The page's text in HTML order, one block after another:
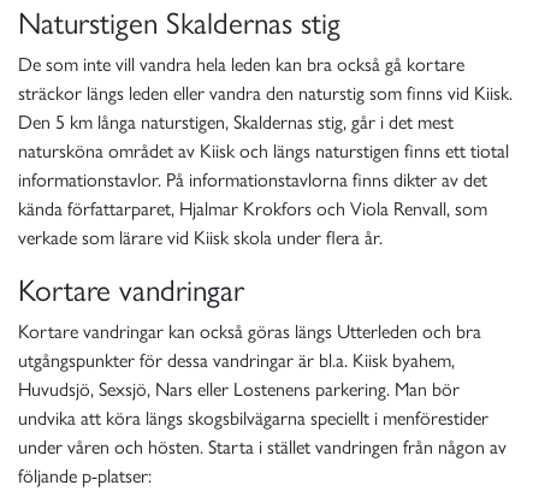
Naturstigen Skaldernas stig
De som inte vill vandra hela leden kan bra också gå kortare
sträckor längs leden eller vandra den naturstig som finns vid Kiisk.
Den 5 km långa naturstigen, Skaldernas stig, går i det mest
natursköna området av Kiisk och längs naturstigen finns ett tiotal
informationstavlor. På informationstavlorna finns dikter av det
kända författarparet, Hjalmar Krokfors och Viola Renvall, som
verkade som lärare vid Kiisk skola under flera år.
Kortare vandringar
Kortare vandringar kan också göras längs Utterleden och bra
utgångspunkter för dessa vandringar är bl.a. Kiisk byahem,
Huvudsjö, Sexsjö, Nars eller Lostenens parkering. Man bör
undvika att köra längs skogsbilvägarna speciellt i menförestider
under våren och hösten. Starta i stället vandringen från någon av
följande p-platser: